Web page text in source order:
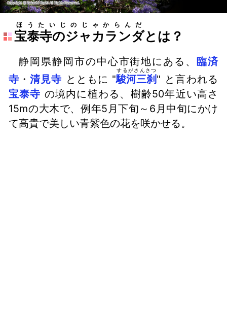
宝泰寺のジャカランダ
ほうたいじのじゃからんだ
とは？
静岡県静岡市の中心市街地にある、 臨済
寺 ・清見寺 とともに "駿河三刹
するがさんさつ
" と言われる
宝泰寺 の境内に植わる、樹齢50年近い高さ
15mの大木で、例年5月下旬～6月中旬にかけ
て高貴で美しい青紫色の花を咲かせる。